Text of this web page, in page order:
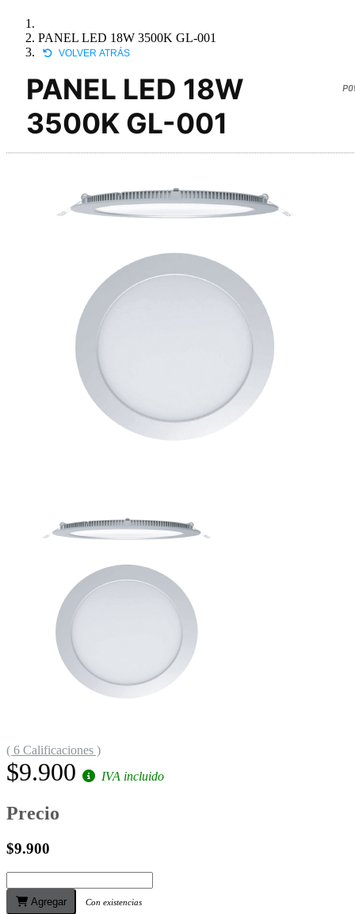
PANEL LED 18W 3500K GL-001
VOLVER ATRÁS
PANEL LED 18W
3500K GL-001
( 6 Calificaciones )
$9.900 IVA incluido
Precio
$9.900
Agregar Con existencias